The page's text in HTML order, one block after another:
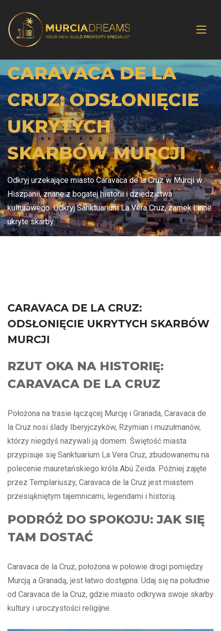
CARAVACA DE LA
CRUZ: ODSŁONIĘCIE
UKRYTYCH
SKARBÓW MURCJI
Odkryj urzekające miasto Caravaca de la Cruz w Murcji w
Hiszpanii, znane z bogatej historii i dziedzictwa
kulturowego. Odkryj Sanktuarium La Vera Cruz, zamek i inne
ukryte skarby.
CARAVACA DE LA CRUZ:
ODSŁONIĘCIE UKRYTYCH SKARBÓW
MURCJI
RZUT OKA NA HISTORIĘ:
CARAVACA DE LA CRUZ
Położona na trasie łączącej Murcję i Granada, Caravaca de
la Cruz nosi ślady Iberyjczyków, Rzymian i muzułmanów,
którzy niegdyś nazywali ją domem. Świętość miasta
przypisuje się Sanktuarium La Vera Cruz, zbudowanemu na
polecenie mauretańskiego króla Abú Zeida. Później zajęte
przez Templariuszy, Caravaca de la Cruz jest miastem
przesiąkniętym tajemnicami, legendami i historią.
PODRÓŻ DO SPOKOJU: JAK SIĘ
TAM DOSTAĆ
Caravaca de la Cruz, położona w połowie drogi pomiędzy
Murcją a Granadą, jest łatwo dostępna. Udaj się na południe
od Caravaca de la Cruz, gdzie miasto odkrywa swoje skarby
kultury i uroczystości religijne.